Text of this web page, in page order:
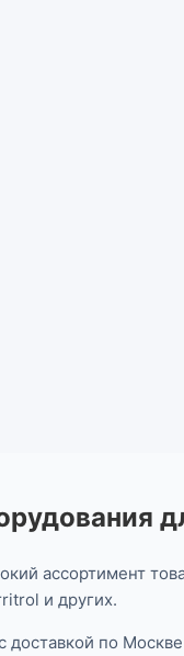
ассортимент
и других.
доставкой по